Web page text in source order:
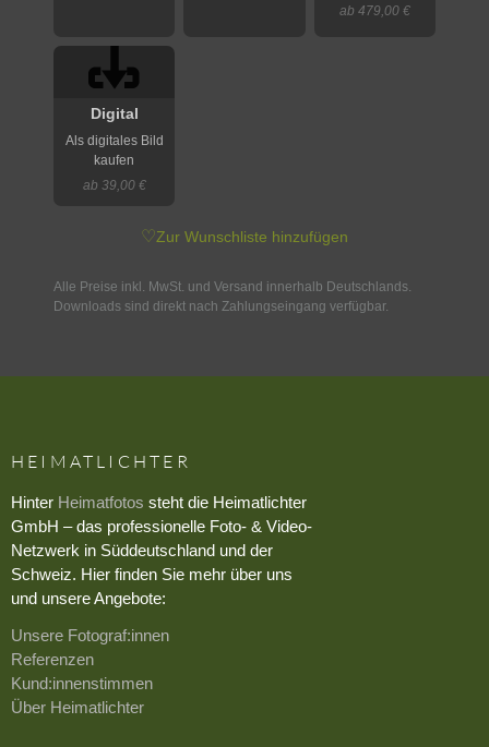
ab 479,00 €
Digital
Als digitales Bild
kaufen
ab 39,00 €
♡Zur Wunschliste hinzufügen
Alle Preise inkl. MwSt. und Versand innerhalb Deutschlands.
Downloads sind direkt nach Zahlungseingang verfügbar.
HEIMATLICHTER
Hinter Heimatfotos steht die Heimatlichter
GmbH – das professionelle Foto- & Video-
Netzwerk in Süddeutschland und der
Schweiz. Hier finden Sie mehr über uns
und unsere Angebote:
Unsere Fotograf:innen
Referenzen
Kund:innenstimmen
Über Heimatlichter